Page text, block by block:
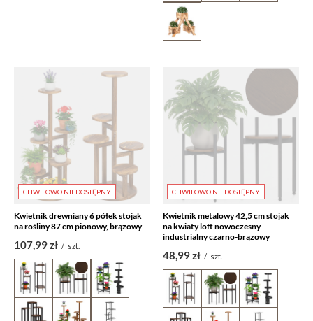
CHWILOWO NIEDOSTĘPNY
Kwietnik drewniany 6 półek stojak
na rośliny 87 cm pionowy, brązowy
107,99 zł / szt.
CHWILOWO NIEDOSTĘPNY
Kwietnik metalowy 42,5 cm stojak
na kwiaty loft nowoczesny
industrialny czarno-brązowy
48,99 zł / szt.